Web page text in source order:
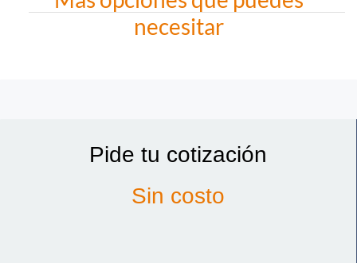
necesitar
Pide tu cotización
Sin costo